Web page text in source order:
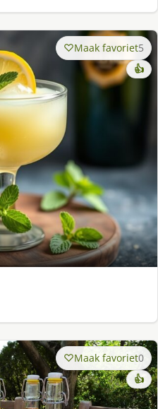
Maak favoriet5
👍
Maak favoriet0
👍